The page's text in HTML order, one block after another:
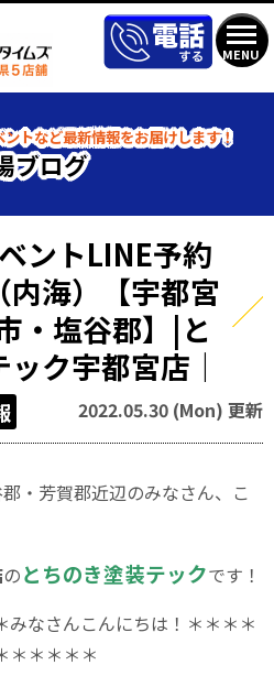
MENU
トなど最新情報をお届けします！
ブログ
ントLINE予約
海）【宇都宮
・塩谷郡】|と
ク宇都宮店｜
2022.05.30 (Mon) 更新
・芳賀郡近辺のみなさん、こ
のとちのき塗装テックです！
みなさんこんにちは！＊＊＊＊
＊＊＊＊＊